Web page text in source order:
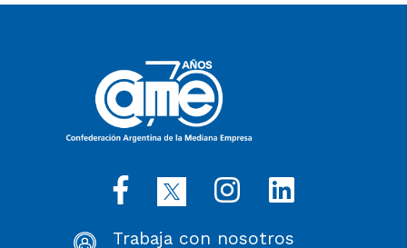
Trabaja con nosotros